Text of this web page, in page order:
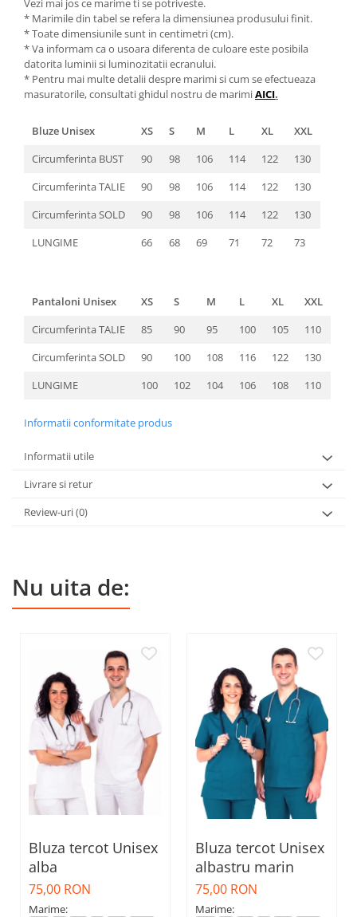
Vezi mai jos ce marime ti se potriveste.
* Marimile din tabel se refera la dimensiunea produsului finit.
* Toate dimensiunile sunt in centimetri (cm).
* Va informam ca o usoara diferenta de culoare este posibila
datorita luminii si luminozitatii ecranului.
* Pentru mai multe detalii despre marimi si cum se efectueaza
masuratorile, consultati ghidul nostru de marimiAICI.
Bluze Unisex XS S M L XL
XXL
Circumferinta BUST
90 98 106 114 122
130
Circumferinta TALIE
90 98 106 114 122
130
Circumferinta SOLD
90 98 106 114 122
130
LUNGIME
66 68 69 71 72 73
Pantaloni Unisex XS S M L XL
XXL
Circumferinta TALIE
85 90 95 100 105
110
Circumferinta SOLD
90 100 108 116 122
130
LUNGIME
100 102 104 106 108 110
Informatii conformitate produs
Informatii utile
Livrare si retur
Review-uri(0)
Nu uita de:
Bluza tercot Unisex
alba
75,00 RON
Marime:
Bluza tercot Unisex
albastru marin
75,00 RON
Marime: